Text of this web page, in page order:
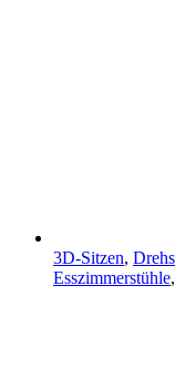
3D-Sitzen,
Esszimmerstühle,